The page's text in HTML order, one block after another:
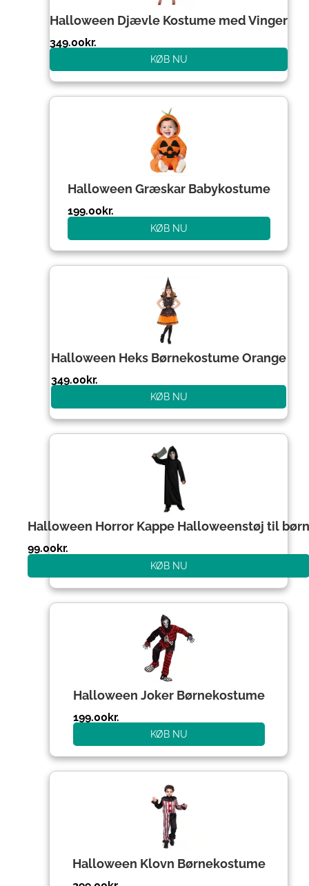
Halloween Djævle Kostume med Vinger
349.00kr.
KØB NU
Halloween Græskar Babykostume
199.00kr.
KØB NU
Halloween Heks Børnekostume Orange
349.00kr.
KØB NU
Halloween Horror Kappe Halloweenstøj til
99.00kr.
KØB NU
Halloween Joker Børnekostume
199.00kr.
KØB NU
Halloween Klovn Børnekostume